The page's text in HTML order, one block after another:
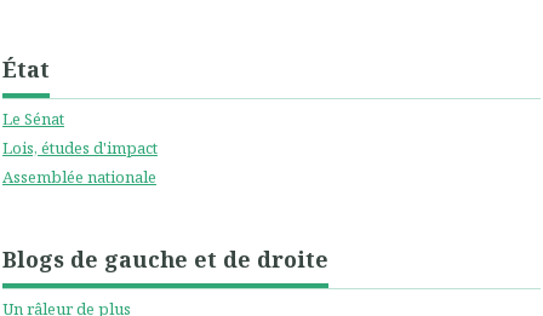
État
Le Sénat
Lois, études d'impact
Assemblée nationale
Blogs de gauche et de droite
Un râleur de plus